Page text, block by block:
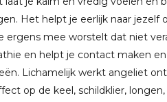
Het helpt je eerlijk naar jezelf
ergens mee worstelt dat niet
en helpt je contact maken
Lichamelijk werkt angeliet
op de keel, schildklier,